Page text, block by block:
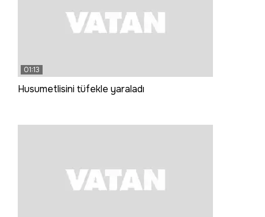
01:13
Husumetlisini tüfekle yaraladı